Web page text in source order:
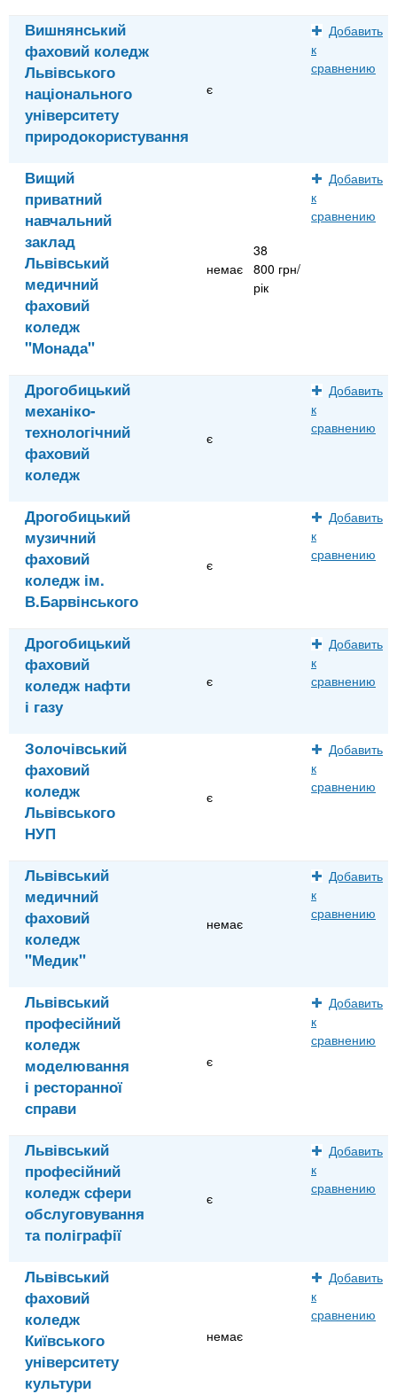
Вишнянський
фаховий коледж
Львівського
національного
університету
природокористування
є
Добавить
к
сравнению
Вищий
приватний
навчальний
заклад
Львівський
медичний
фаховий
коледж
"Монада"
немає
38
800 грн/
рік
Добавить
к
сравнению
Дрогобицький
механіко-
технологічний
фаховий
коледж
є
Добавить
к
сравнению
Дрогобицький
музичний
фаховий
коледж ім.
В.Барвінського
є
Добавить
к
сравнению
Дрогобицький
фаховий
коледж нафти
і газу
є
Добавить
к
сравнению
Золочівський
фаховий
коледж
Львівського
НУП
є
Добавить
к
сравнению
Львівський
медичний
фаховий
коледж
"Медик"
немає
Добавить
к
сравнению
Львівський
професійний
коледж
моделювання
і ресторанної
справи
є
Добавить
к
сравнению
Львівський
професійний
коледж сфери
обслуговування
та поліграфії
є
Добавить
к
сравнению
Львівський
фаховий
коледж
Київського
університету
культури
немає
Добавить
к
сравнению